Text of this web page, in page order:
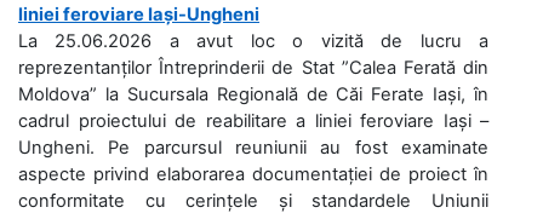
liniei feroviare Iași-Ungheni
La 25.06.2026 a avut loc o vizită de lucru a
reprezentanților Întreprinderii de Stat ”Calea Ferată din
Moldova” la Sucursala Regională de Căi Ferate Iași, în
cadrul proiectului de reabilitare a liniei feroviare Iași –
Ungheni. Pe parcursul reuniunii au fost examinate
aspecte privind elaborarea documentației de proiect în
conformitate cu cerințele și standardele Uniunii